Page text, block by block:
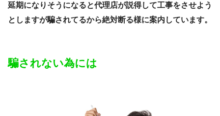
延期になりそうになると代理店が説得して工事をさせよう
としますが騙されてるから絶対断る様に案内しています。
騙されない為には